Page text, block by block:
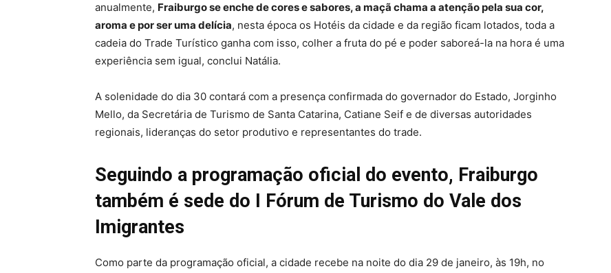
anualmente, Fraiburgo se enche de cores e sabores, a maçã chama a atenção pela sua cor,
aroma e por ser uma delícia, nesta época os Hotéis da cidade e da região ficam lotados, toda a
cadeia do Trade Turístico ganha com isso, colher a fruta do pé e poder saboreá-la na hora é uma
experiência sem igual, conclui Natália.
A solenidade do dia 30 contará com a presença confirmada do governador do Estado, Jorginho
Mello, da Secretária de Turismo de Santa Catarina, Catiane Seif e de diversas autoridades
regionais, lideranças do setor produtivo e representantes do trade.
Seguindo a programação oficial do evento, Fraiburgo
também é sede do I Fórum de Turismo do Vale dos
Imigrantes
Como parte da programação oficial, a cidade recebe na noite do dia 29 de janeiro, às 19h, no